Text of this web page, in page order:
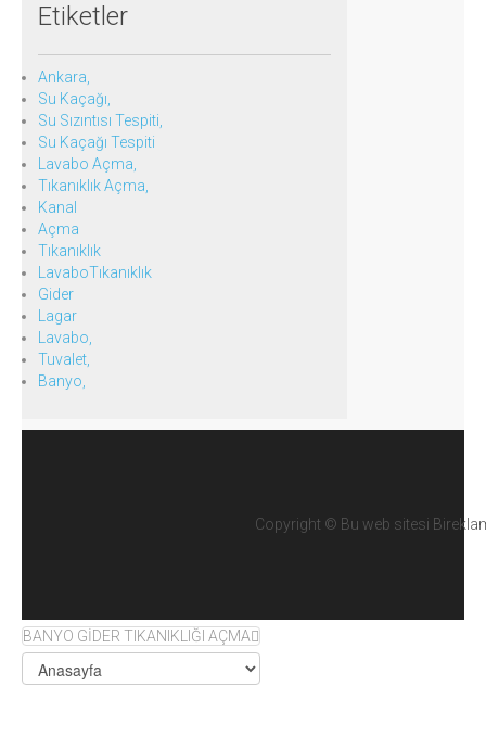
Etiketler
Ankara,
Su Kaçağı,
Su Sızıntısı Tespiti,
Su Kaçağı Tespiti
Lavabo Açma,
Tıkanıklık Açma,
Kanal
Açma
Tıkanıklık
LavaboTıkanıklık
Gider
Lagar
Lavabo,
Tuvalet,
Banyo,
Copyright © Bu web sitesi
BANYO GİDER TIKANIKLIĞI AÇMA